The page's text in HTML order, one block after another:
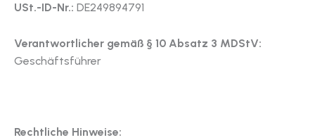
USt.-ID-Nr.: DE249894791
Verantwortlicher gemäß § 10 Absatz 3 MDStV:
Geschäftsführer
Rechtliche Hinweise: